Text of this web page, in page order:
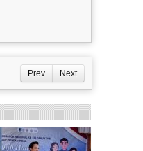
Prev Next